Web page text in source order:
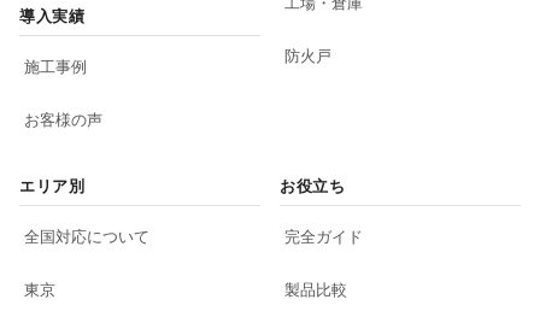
導入実績
施工事例
お客様の声
防火戸
エリア別
全国対応について
東京
お役立ち
完全ガイド
製品比較